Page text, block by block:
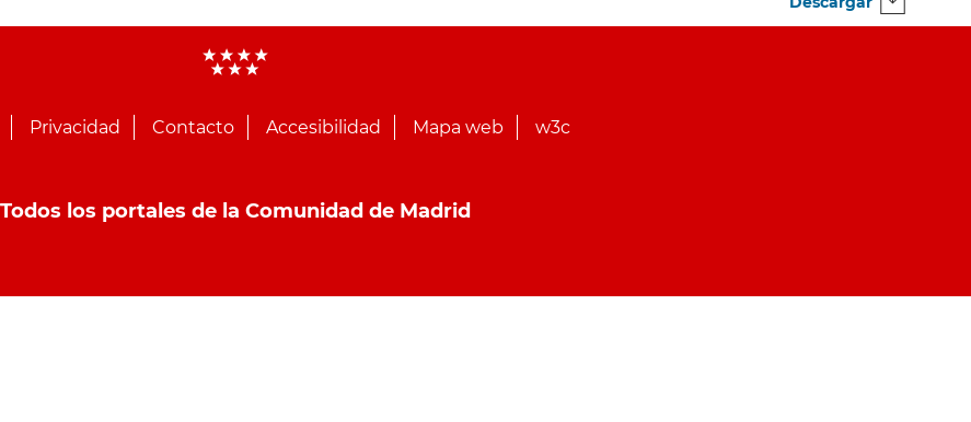
Privacidad Contacto Accesibilidad Mapa web w3c
Todos los portales de la Comunidad de Madrid